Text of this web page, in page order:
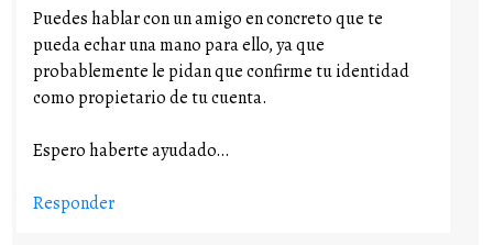
Puedes hablar con un amigo en concreto que te
pueda echar una mano para ello, ya que
probablemente le pidan que confirme tu identidad
como propietario de tu cuenta.
Espero haberte ayudado…
Responder